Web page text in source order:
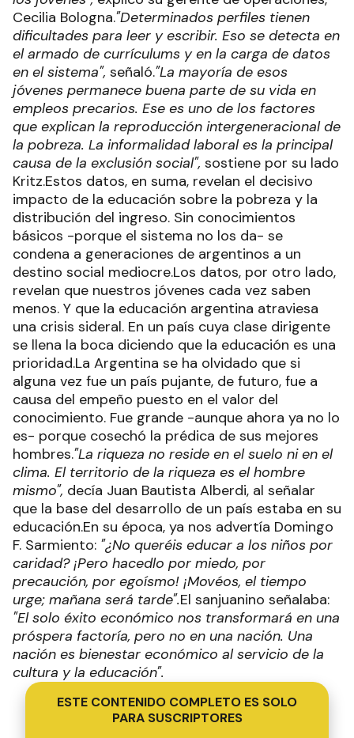
Cecilia Bologna."Determinados perfiles tienen
dificultades para leer y escribir. Eso se detecta en
el armado de currículums y en la carga de datos
en el sistema", señaló."La mayoría de esos
jóvenes permanece buena parte de su vida en
empleos precarios. Ese es uno de los factores
que explican la reproducción intergeneracional de
la pobreza. La informalidad laboral es la principal
causa de la exclusión social", sostiene por su lado
Kritz.Estos datos, en suma, revelan el decisivo
impacto de la educación sobre la pobreza y la
distribución del ingreso. Sin conocimientos
básicos -porque el sistema no los da- se
condena a generaciones de argentinos a un
destino social mediocre.Los datos, por otro lado,
revelan que nuestros jóvenes cada vez saben
menos. Y que la educación argentina atraviesa
una crisis sideral. En un país cuya clase dirigente
se llena la boca diciendo que la educación es una
prioridad.La Argentina se ha olvidado que si
alguna vez fue un país pujante, de futuro, fue a
causa del empeño puesto en el valor del
conocimiento. Fue grande -aunque ahora ya no lo
es- porque cosechó la prédica de sus mejores
hombres."La riqueza no reside en el suelo ni en el
clima. El territorio de la riqueza es el hombre
mismo", decía Juan Bautista Alberdi, al señalar
que la base del desarrollo de un país estaba en su
educación.En su época, ya nos advertía Domingo
F. Sarmiento: "¿No queréis educar a los niños por
caridad? ¡Pero hacedlo por miedo, por
precaución, por egoísmo! ¡Movéos, el tiempo
urge; mañana será tarde".El sanjuanino señalaba:
"El solo éxito económico nos transformará en una
próspera factoría, pero no en una nación. Una
nación es bienestar económico al servicio de la
cultura y la educación".
ESTE CONTENIDO COMPLETO ES SOLO
PARA SUSCRIPTORES